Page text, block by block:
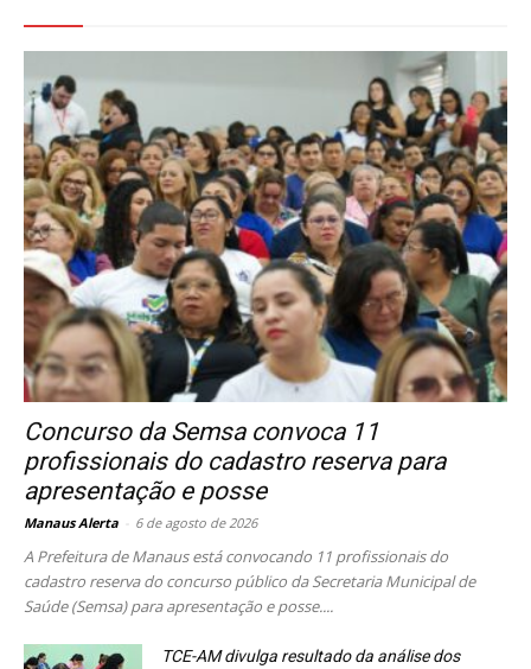
Concurso da Semsa convoca 11
profissionais do cadastro reserva para
apresentação e posse
Manaus Alerta 6 de agosto de 2026
A Prefeitura de Manaus está convocando 11 profissionais do
cadastro reserva do concurso público da Secretaria Municipal de
Saúde (Semsa) para apresentação e posse....
TCE-AM divulga resultado da análise dos